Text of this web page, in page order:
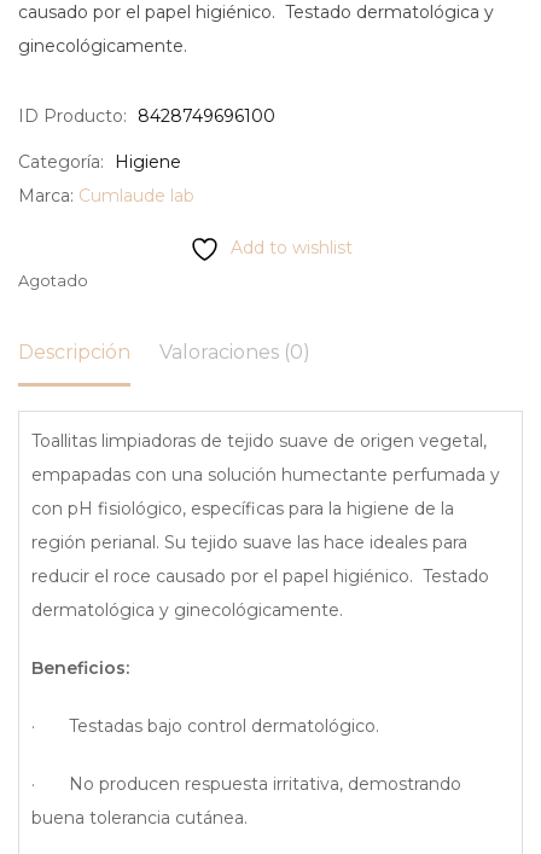
causado por el papel higiénico. Testado dermatológica y
ginecológicamente.
ID Producto: 8428749696100
Categoría:
Higiene
Marca: Cumlaude lab
Add to wishlist
Agotado
Descripción Valoraciones (0)
Toallitas limpiadoras de tejido suave de origen vegetal,
empapadas con una solución humectante perfumada y
con pH fisiológico, específicas para la higiene de la
región perianal. Su tejido suave las hace ideales para
reducir el roce causado por el papel higiénico. Testado
dermatológica y ginecológicamente.
Beneficios:
· Testadas bajo control dermatológico.
· No producen respuesta irritativa, demostrando
buena tolerancia cutánea.